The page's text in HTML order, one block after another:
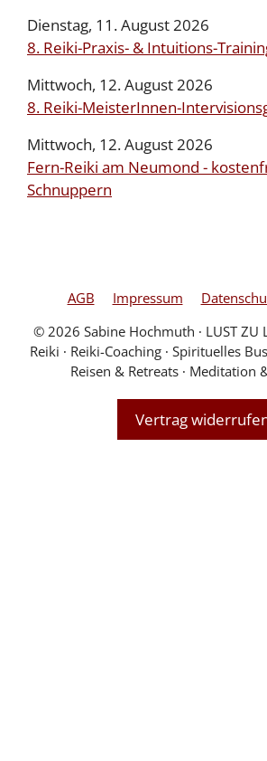
Dienstag, 11. August 2026
8. Reiki-Praxis- & Intuitions-
Mittwoch, 12. August 2026
8. Reiki-MeisterInnen-
Mittwoch, 12. August 2026
Fern-Reiki am Neumond -
Schnuppern
AGB Impressum
© 2026 Sabine Hochmuth ∙ LUST ZU
Reiki ∙ Reiki-Coaching ∙ Spirituelles
Reisen & Retreats ∙ Meditation
Vertrag